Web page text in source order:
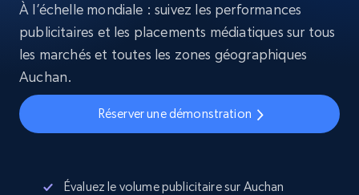
À l’échelle mondiale : suivez les performances
publicitaires et les placements médiatiques sur tous
les marchés et toutes les zones géographiques
Auchan.
Réserver une démonstration
Évaluez le volume publicitaire sur Auchan